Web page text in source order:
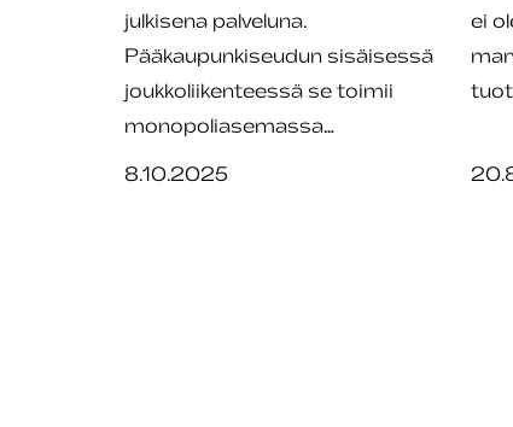
julkisena palveluna.
Pääkaupunkiseudun sisäisessä
joukkoliikenteessä se toimii
monopoliasemassa…
8.10.2025
ei